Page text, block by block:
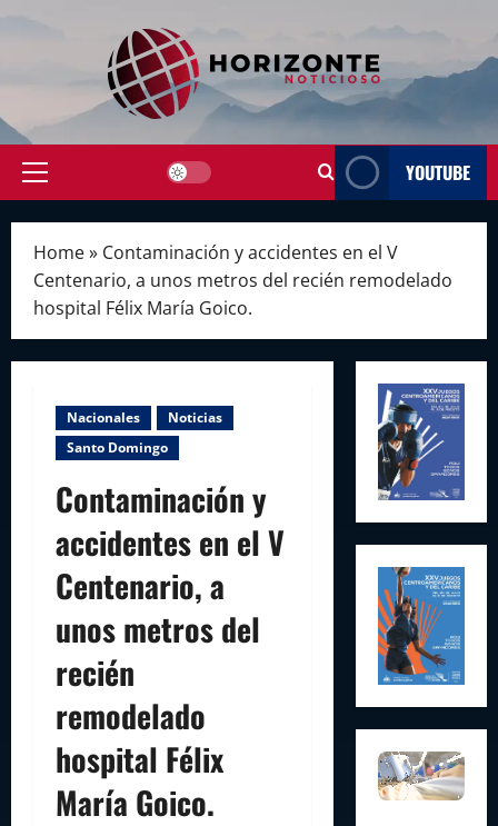
Primary
YOUTUBE
Home» Contaminación y accidentes en el V
Centenario, a unos metros del recién remodelado
hospital Félix María Goico.
Nacionales
Noticias
Santo Domingo
Contaminación y
accidentes en el V
Centenario, a
unos metros del
recién
remodelado
hospital Félix
María Goico.